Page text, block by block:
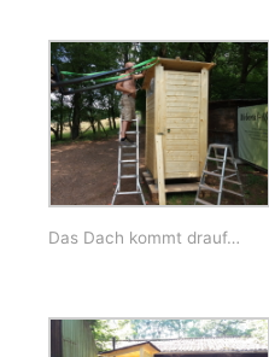
Das Dach kommt drauf…